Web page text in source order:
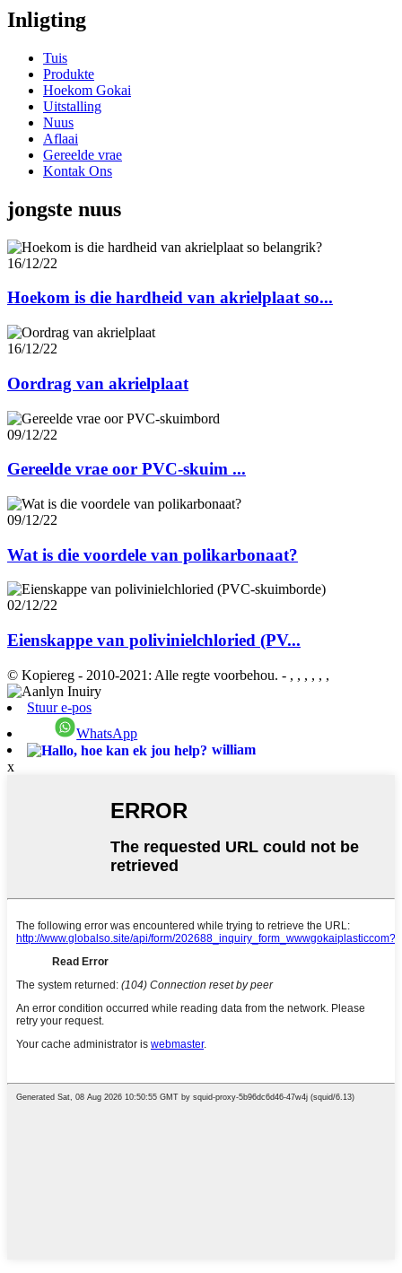
Inligting
Tuis
Produkte
Hoekom Gokai
Uitstalling
Nuus
Aflaai
Gereelde vrae
Kontak Ons
jongste nuus
16/12/22
Hoekom is die hardheid van akrielplaat so...
16/12/22
Oordrag van akrielplaat
09/12/22
Gereelde vrae oor PVC-skuim ...
09/12/22
Wat is die voordele van polikarbonaat?
02/12/22
Eienskappe van polivinielchloried (PV...
© Kopiereg - 2010-2021: Alle regte voorbehou. - , , , , , ,
Stuur e-pos
WhatsApp
william
x